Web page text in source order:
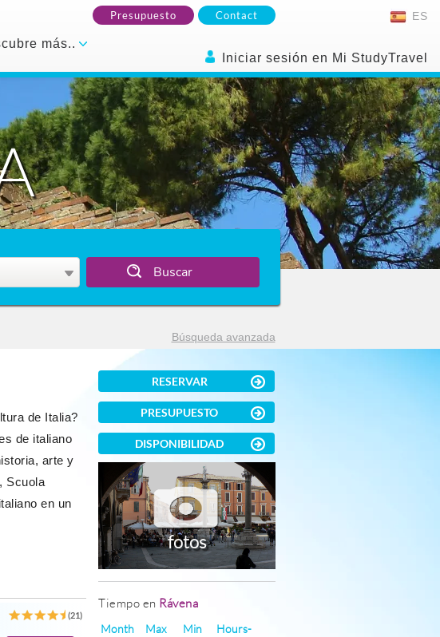
Presupuesto Contact ES
Iniciar sesión en Mi StudyTravel
más..
Buscar
Búsqueda avanzada
de Italia?
de italiano
arte y
Scuola
en un
(21)
RESERVAR
PRESUPUESTO
DISPONIBILIDAD
fotos
Tiempo en Rávena
Month
Max
Min
Hours-